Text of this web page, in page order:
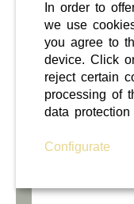
In order to
we use
you agree to
device. Click
reject certain
processing of
data protection
Configurate